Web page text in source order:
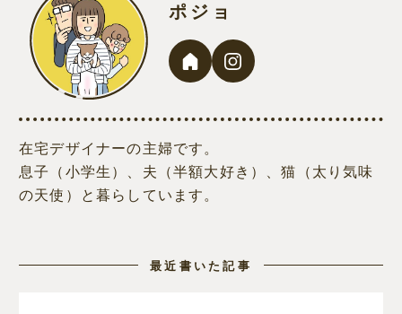
ポジョ
在宅デザイナーの主婦です。
息子（小学生）、夫（半額大好き）、猫（太り気味
の天使）と暮らしています。
最近書いた記事